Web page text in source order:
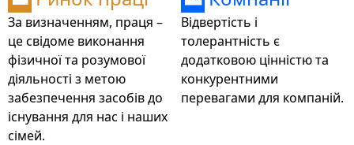
За визначенням, праця –
це свідоме виконання
фізичної та розумової
діяльності з метою
забезпечення засобів до
існування для нас і наших
сімей.
Відвертість і
толерантність є
додатковою цінністю та
конкурентними
перевагами для компаній.